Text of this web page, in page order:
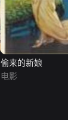
偷来的新娘
电影